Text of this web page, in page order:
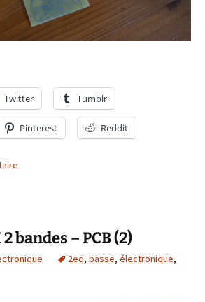
Twitter Tumblr
Pinterest Reddit
bandes – PCB (2)
2eq, basse, électronique,